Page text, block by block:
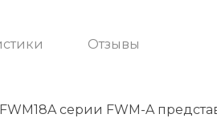
Отзывы
серии FWM-A